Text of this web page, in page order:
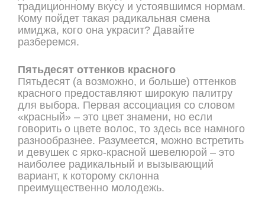
традиционному вкусу и устоявшимся нормам.
Кому пойдет такая радикальная смена
имиджа, кого она украсит? Давайте
разберемся.
Пятьдесят оттенков красного
Пятьдесят (а возможно, и больше) оттенков
красного предоставляют широкую палитру
для выбора. Первая ассоциация со словом
«красный» – это цвет знамени, но если
говорить о цвете волос, то здесь все намного
разнообразнее. Разумеется, можно встретить
и девушек с ярко-красной шевелюрой – это
наиболее радикальный и вызывающий
вариант, к которому склонна
преимущественно молодежь.